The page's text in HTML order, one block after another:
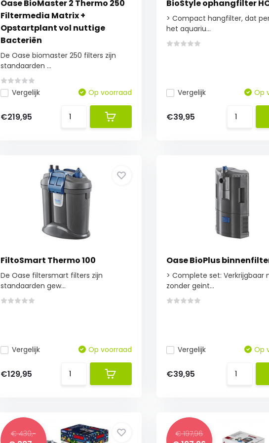
Oase BioMaster 2 Thermo 250
Filtermedia Matrix +
Opstartplant vol nuttige
Bacteriën
De Oase biomaster 250 filters zijn
standaarden ...
Vergelijk Op voorraad
€219,95
BioStyle ophangfilter
> Compact hangfilter, dat
het aquariu...
Vergelijk Op
€39,95
FiltoSmart Thermo 100
De Oase filtersmart filters zijn
standaarden gew...
Vergelijk Op voorraad
€129,95
Oase BioPlus
> Complete set: Verkrijgbaar
zonder geint...
Vergelijk Op
€39,95
€ 430,- € 197,96